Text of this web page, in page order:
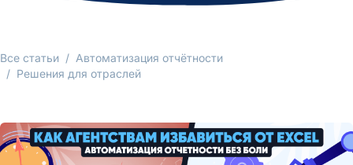
Все статьи / Автоматизация отчётности
/ Решения для отраслей